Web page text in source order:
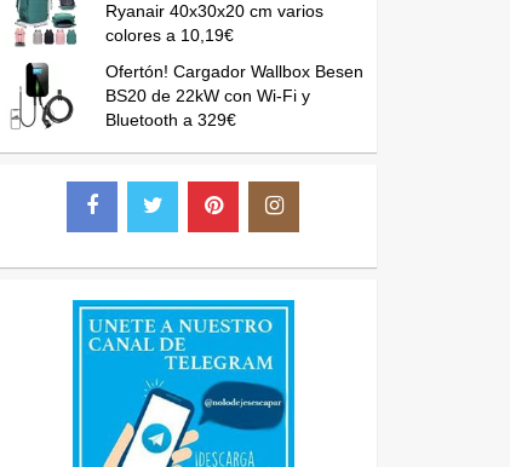
Ryanair 40x30x20 cm varios
colores a 10,19€
Ofertón! Cargador Wallbox Besen
BS20 de 22kW con Wi-Fi y
Bluetooth a 329€